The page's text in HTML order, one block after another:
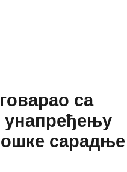
са
сарадње